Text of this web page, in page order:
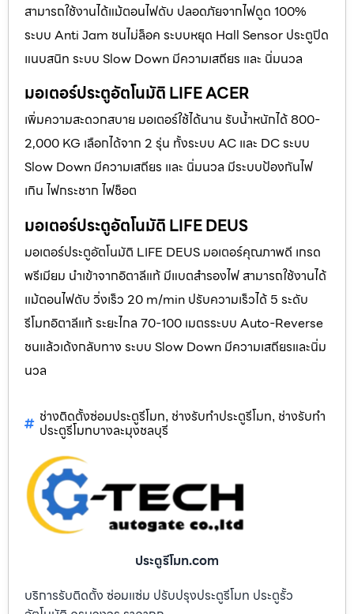
สามารถใช้งานได้แม้ตอนไฟดับ ปลอดภัยจากไฟดูด 100%
ระบบ Anti Jam ชนไม่ล็อค ระบบหยุด Hall Sensor ประตูปิด
แนบสนิท ระบบ Slow Down มีความเสถียร และ นิ่มนวล
มอเตอร์ประตูอัตโนมัติ LIFE ACER
เพิ่มความสะดวกสบาย มอเตอร์ใช้ได้นาน รับน้ำหนักได้ 800-
2,000 KG เลือกได้จาก 2 รุ่น ทั้งระบบ AC และ DC ระบบ
Slow Down มีความเสถียร และ นิ่มนวล มีระบบป้องกันไฟ
เกิน ไฟกระชาก ไฟช็อต
มอเตอร์ประตูอัตโนมัติ LIFE DEUS
มอเตอร์ประตูอัตโนมัติ LIFE DEUS มอเตอร์คุณภาพดี เกรด
พรีเมียม นำเข้าจากอิตาลีแท้ มีแบตสำรองไฟ สามารถใช้งานได้
แม้ตอนไฟดับ วิ่งเร็ว 20 m/min ปรับความเร็วได้ 5 ระดับ
รีโมทอิตาลีแท้ ระยะไกล 70-100 เมตรระบบ Auto-Reverse
ชนแล้วเด้งกลับทาง ระบบ Slow Down มีความเสถียรและนิ่ม
นวล
ช่างติดตั้งซ่อมประตูรีโมท, ช่างรับทำประตูรีโมท, ช่างรับทำ
ประตูรีโมทบางละมุงชลบุรี
ประตูรีโมท.com
บริการรับติดตั้ง ซ่อมแซ่ม ปรับปรุงประตูรีโมท ประตูรั้ว